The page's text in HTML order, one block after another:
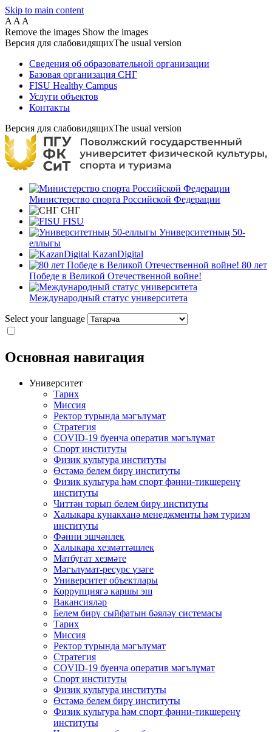
Skip to main content
A A A
Remove the images Show the images
Версия для слабовидящихThe usual version
Сведения об образовательной организации
Базовая организация СНГ
FISU Healthy Campus
Услуги объектов
Контакты
Версия для слабовидящихThe usual version
Министерство спорта Российской Федерации
СНГ
FISU
Университетның 50-
еллыгы
KazanDigital
80 лет
Победе в Великой Отечественной войне!
Международный статус университета
Select your language
Основная навигация
Университет
Тарих
Миссия
Ректор турында мәгълүмат
Стратегия
COVID-19 буенча оператив мәгълүмат
Спорт институты
Физик культура институты
Өстәмә белем бирү институты
Физик культура һәм спорт фәнни-тикшеренү
институты
Читтән торып белем бирү институты
Халыкара кунакханә менеджменты һәм туризм
институты
Фәнни эшчәнлек
Халыкара хезмәттәшлек
Матбугат хезмәте
Мәгълүмат-ресурс үзәге
Университет объектлары
Коррупциягә каршы эш
Вакансияләр
Белем бирү сыйфатын бәяләү системасы
Тарих
Миссия
Ректор турында мәгълүмат
Стратегия
COVID-19 буенча оператив мәгълүмат
Спорт институты
Физик культура институты
Өстәмә белем бирү институты
Физик культура һәм спорт фәнни-тикшеренү
институты